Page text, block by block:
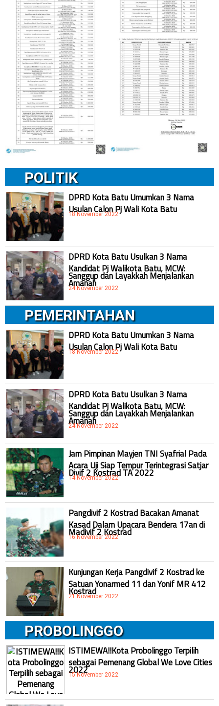
POLITIK
DPRD Kota Batu Umumkan 3 Nama
Usulan Calon Pj Wali Kota Batu
18 November 2022
DPRD Kota Batu Usulkan 3 Nama
Kandidat Pj Walikota Batu, MCW:
Sanggup dan Layakkah Menjalankan
Amanah
24 November 2022
PEMERINTAHAN
DPRD Kota Batu Umumkan 3 Nama
Usulan Calon Pj Wali Kota Batu
18 November 2022
DPRD Kota Batu Usulkan 3 Nama
Kandidat Pj Walikota Batu, MCW:
Sanggup dan Layakkah Menjalankan
Amanah
24 November 2022
Jam Pimpinan Mayjen TNI Syafrial Pada
Acara Uji Siap Tempur Terintegrasi Satjar
Divif 2 Kostrad TA 2022
14 November 2022
Pangdivif 2 Kostrad Bacakan Amanat
Kasad Dalam Upacara Bendera 17an di
Madivif 2 Kostrad
16 November 2022
Kunjungan Kerja Pangdivif 2 Kostrad ke
Satuan Yonarmed 11 dan Yonif MR 412
Kostrad
21 November 2022
PROBOLINGGO
ISTIMEWA!!Kota Probolinggo Terpilih
sebagai Pemenang Global We Love Cities
2022
15 November 2022